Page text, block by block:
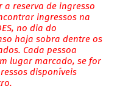
a reserva de ingresso
ingressos na
no dia do
haja sobra dentre os
Cada pessoa
lugar marcado, se for
disponíveis